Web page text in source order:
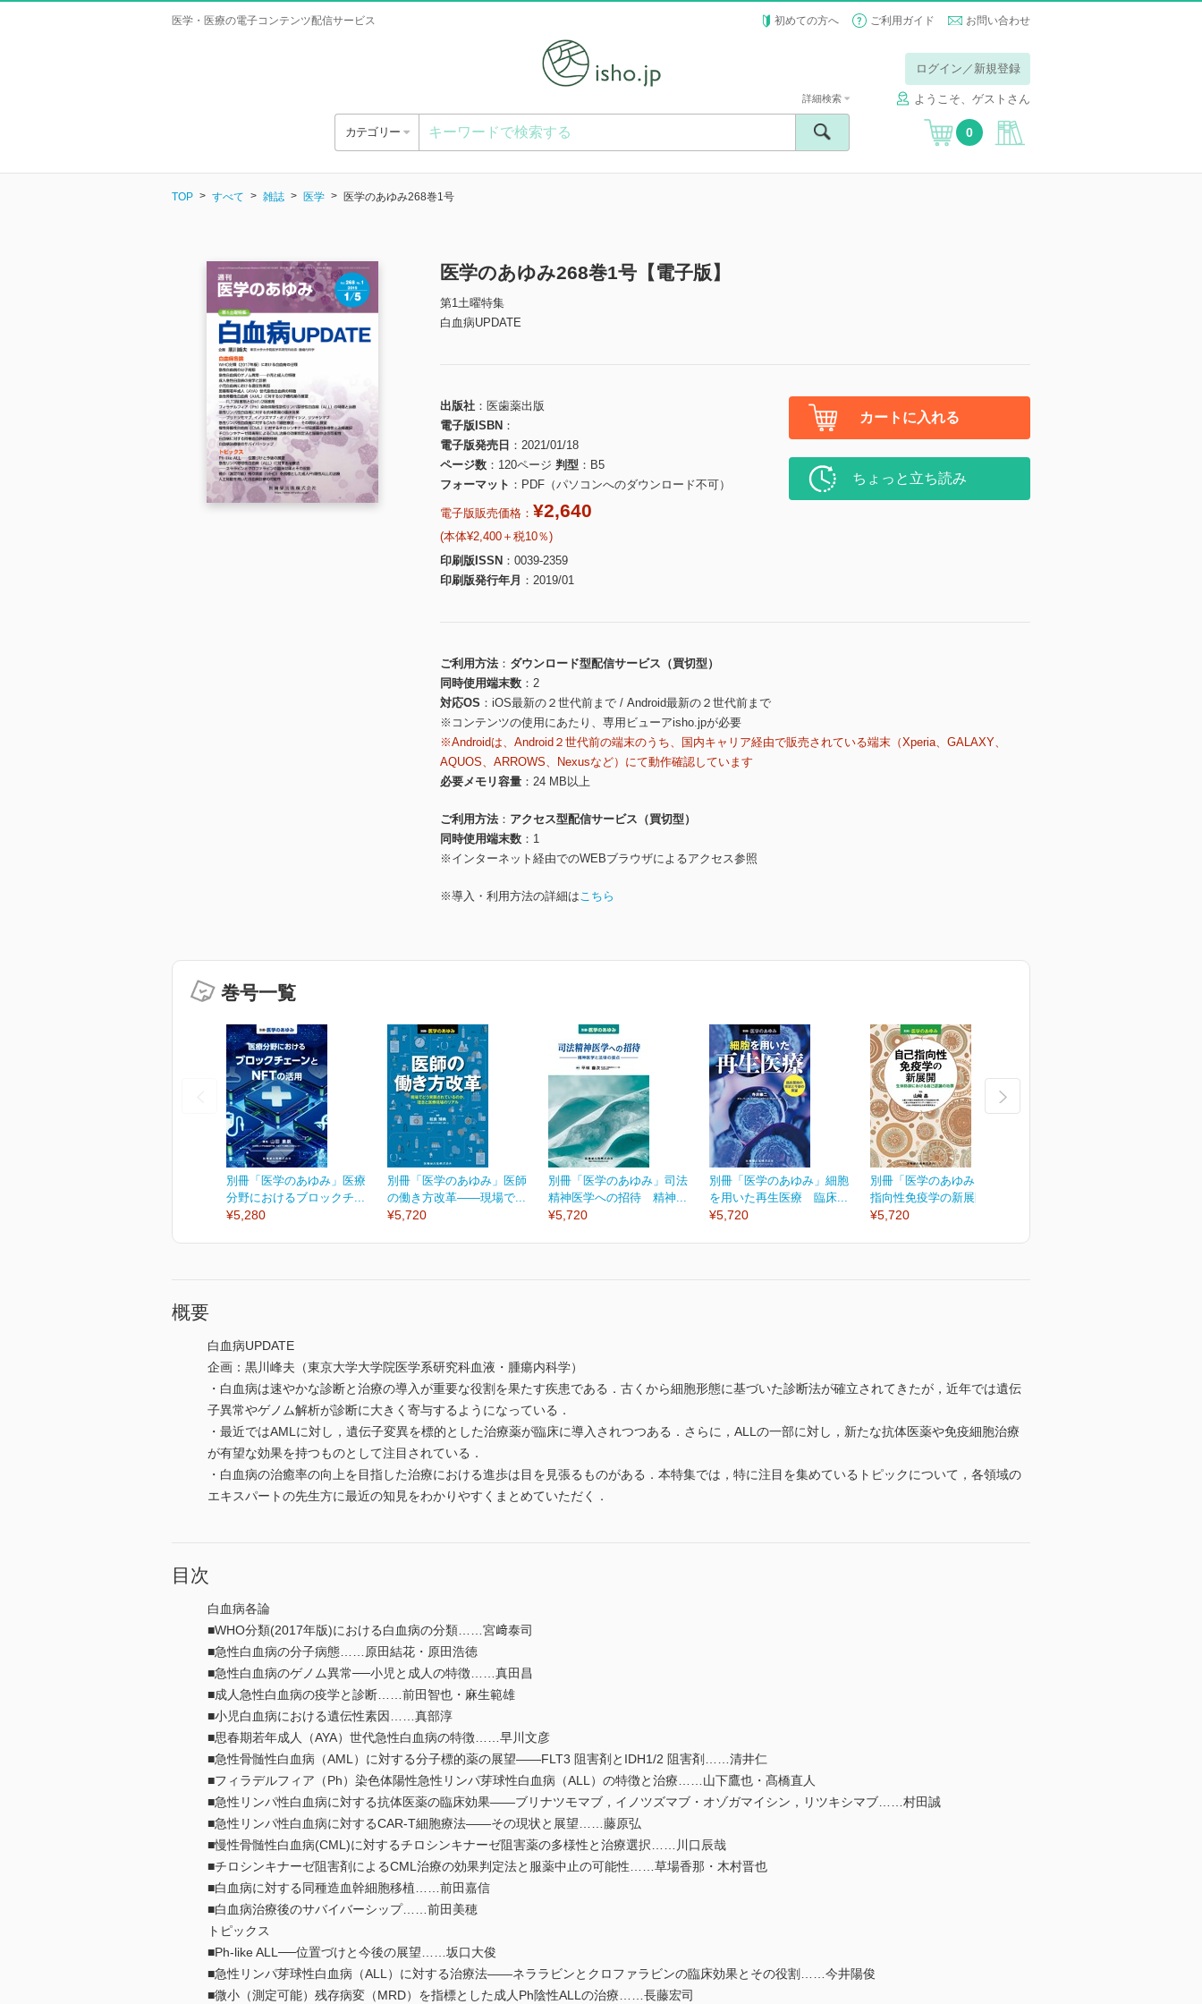
医学・医療の電子コンテンツ配信サービス 初めての方へ ご利用ガイド お問い合わせ
ログイン／新規登録
ようこそ、ゲストさん
カテゴリー
詳細検索
0
TOP すべて 雑誌 医学 医学のあゆみ268巻1号
医学のあゆみ268巻1号【電子版】
第1土曜特集
白血病UPDATE
出版社
医歯薬出版
電子版ISBN
電子版発売日
2021/01/18
ページ数
120ページ 判型
B5
フォーマット
PDF（パソコンへのダウンロード不可）
電子版販売価格： ¥2,640
(本体¥2,400＋税10％)
印刷版ISSN
0039-2359
印刷版発行年月
2019/01
カートに入れる
ちょっと立ち読み
ご利用方法
ダウンロード型配信サービス（買切型）
同時使用端末数
2
対応OS
iOS最新の２世代前まで / Android最新の２世代前まで
※コンテンツの使用にあたり、専用ビューアisho.jpが必要
※Androidは、Android２世代前の端末のうち、国内キャリア経由で販売されている端末（Xperia、GALAXY、
AQUOS、ARROWS、Nexusなど）にて動作確認しています
必要メモリ容量
24 MB以上
ご利用方法
アクセス型配信サービス（買切型）
同時使用端末数
1
※インターネット経由でのWEBブラウザによるアクセス参照
※導入・利用方法の詳細はこちら
巻号一覧
別冊「医学のあゆみ」医療
分野におけるブロックチ...
¥5,280
別冊「医学のあゆみ」医師
の働き方改革――現場で...
¥5,720
別冊「医学のあゆみ」司法
精神医学への招待 精神...
¥5,720
別冊「医学のあゆみ」細胞
を用いた再生医療 臨床...
¥5,720
別冊「医学のあゆみ」自己
指向性免疫学の新展開...
¥5,720
概要
白血病UPDATE
企画：黒川峰夫（東京大学大学院医学系研究科血液・腫瘍内科学）
・白血病は速やかな診断と治療の導入が重要な役割を果たす疾患である．古くから細胞形態に基づいた診断法が確立されてきたが，近年では遺伝
子異常やゲノム解析が診断に大きく寄与するようになっている．
・最近ではAMLに対し，遺伝子変異を標的とした治療薬が臨床に導入されつつある．さらに，ALLの一部に対し，新たな抗体医薬や免疫細胞治療
が有望な効果を持つものとして注目されている．
・白血病の治癒率の向上を目指した治療における進歩は目を見張るものがある．本特集では，特に注目を集めているトピックについて，各領域の
エキスパートの先生方に最近の知見をわかりやすくまとめていただく．
目次
白血病各論
■WHO分類(2017年版)における白血病の分類……宮﨑泰司
■急性白血病の分子病態……原田結花・原田浩徳
■急性白血病のゲノム異常──小児と成人の特徴……真田昌
■成人急性白血病の疫学と診断……前田智也・麻生範雄
■小児白血病における遺伝性素因……真部淳
■思春期若年成人（AYA）世代急性白血病の特徴……早川文彦
■急性骨髄性白血病（AML）に対する分子標的薬の展望――FLT3 阻害剤とIDH1/2 阻害剤……清井仁
■フィラデルフィア（Ph）染色体陽性急性リンパ芽球性白血病（ALL）の特徴と治療……山下鷹也・髙橋直人
■急性リンパ性白血病に対する抗体医薬の臨床効果――ブリナツモマブ，イノツズマブ・オゾガマイシン，リツキシマブ……村田誠
■急性リンパ性白血病に対するCAR-T細胞療法――その現状と展望……藤原弘
■慢性骨髄性白血病(CML)に対するチロシンキナーゼ阻害薬の多様性と治療選択……川口辰哉
■チロシンキナーゼ阻害剤によるCML治療の効果判定法と服薬中止の可能性……草場香那・木村晋也
■白血病に対する同種造血幹細胞移植……前田嘉信
■白血病治療後のサバイバーシップ……前田美穂
トピックス
■Ph-like ALL──位置づけと今後の展望……坂口大俊
■急性リンパ芽球性白血病（ALL）に対する治療法――ネララビンとクロファラビンの臨床効果とその役割……今井陽俊
■微小（測定可能）残存病変（MRD）を指標とした成人Ph陰性ALLの治療……長藤宏司